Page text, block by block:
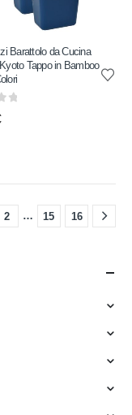
Barattolo da Cucina
Tappo in Bamboo
5
2 … 15 16